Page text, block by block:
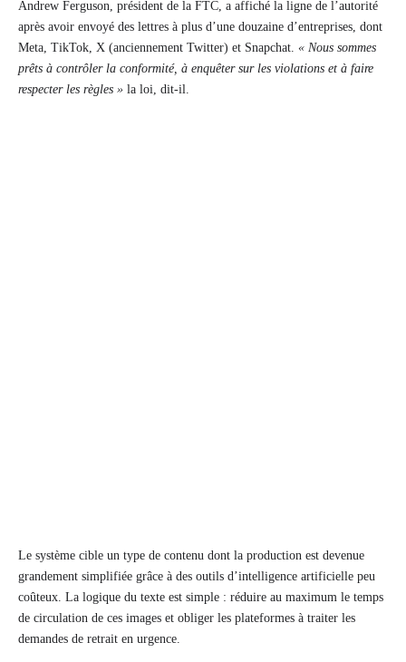
Andrew Ferguson, président de la FTC, a affiché la ligne de l’autorité
après avoir envoyé des lettres à plus d’une douzaine d’entreprises, dont
Meta, TikTok, X (anciennement Twitter) et Snapchat. « Nous sommes
prêts à contrôler la conformité, à enquêter sur les violations et à faire
respecter les règles » la loi, dit-il.
Le système cible un type de contenu dont la production est devenue
grandement simplifiée grâce à des outils d’intelligence artificielle peu
coûteux. La logique du texte est simple : réduire au maximum le temps
de circulation de ces images et obliger les plateformes à traiter les
demandes de retrait en urgence.